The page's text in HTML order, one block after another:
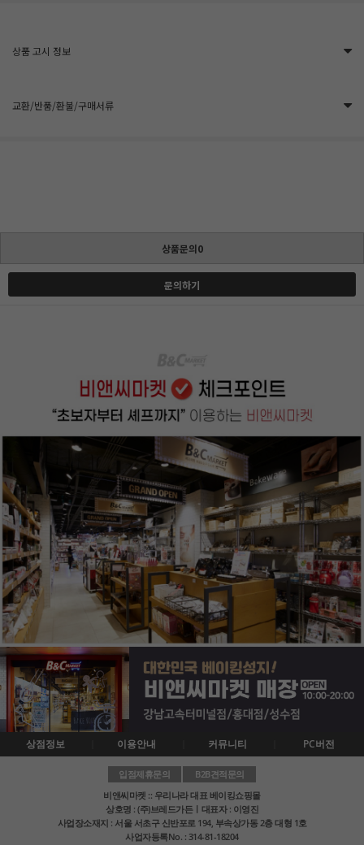
상품 고시 정보
교환/반품/환불/구매서류
상품문의0
문의하기
상점정보 이용안내 커뮤니티 PC버전
입점제휴문의
B2B견적문의
비앤씨마켓 :: 우리나라 대표 베이킹쇼핑몰
상호명 : (주)브레드가든ㅣ대표자 : 이영진
사업장소재지 : 서울 서초구 신반포로 194, 부속상가동 2층 대형 1호
사업자등록No. : 314-81-18204